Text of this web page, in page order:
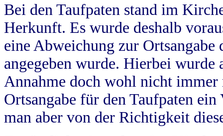
Bei den Taufpaten stand im
Herkunft. Es wurde deshalb
eine Abweichung zur
angegeben wurde. Hierbei wurde
Annahme doch wohl nicht
Ortsangabe für den Taufpaten
man aber von der Richtigkeit